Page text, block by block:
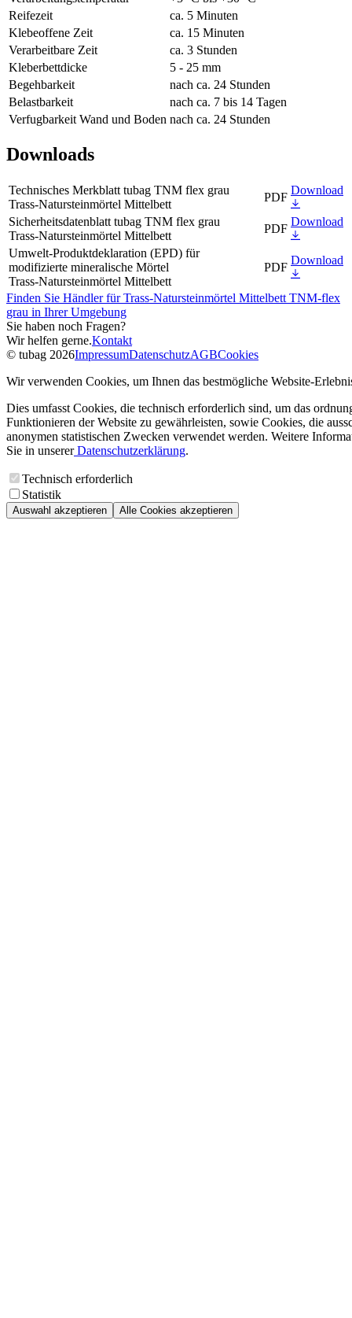
Reifezeit
ca. 5 Minuten
Klebeoffene Zeit
ca. 15 Minuten
Verarbeitbare Zeit
ca. 3 Stunden
Kleberbettdicke
5 - 25 mm
Begehbarkeit
nach ca. 24 Stunden
Belastbarkeit
nach ca. 7 bis 14 Tagen
Verfugbarkeit Wand und Boden nach ca. 24 Stunden
Downloads
Technisches Merkblatt tubag TNM flex grau
Trass-Natursteinmörtel Mittelbett
PDF
Download
Sicherheitsdatenblatt tubag TNM flex grau
Trass-Natursteinmörtel Mittelbett
PDF
Download
Umwelt-Produktdeklaration (EPD) für
modifizierte mineralische Mörtel
Trass-Natursteinmörtel Mittelbett
PDF
Download
Finden Sie Händler für Trass-Natursteinmörtel Mittelbett TNM-flex
grau in Ihrer Umgebung
Sie haben noch Fragen?
Wir helfen gerne.Kontakt
© tubag 2026ImpressumDatenschutzAGBCookies
Wir verwenden Cookies, um Ihnen das bestmögliche Website-
Dies umfasst Cookies, die technisch erforderlich sind, um das
Funktionieren der Website zu gewährleisten, sowie Cookies, die
anonymen statistischen Zwecken verwendet werden. Weitere
Sie in unsererDatenschutzerklärung.
Technisch erforderlich
Statistik
Auswahl akzeptieren Alle Cookies akzeptieren